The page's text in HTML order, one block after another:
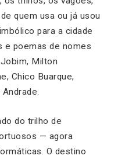
quem usa ou já usou
para a cidade
e poemas de nomes
Milton
Chico Buarque,
do trilho de
— agora
O destino